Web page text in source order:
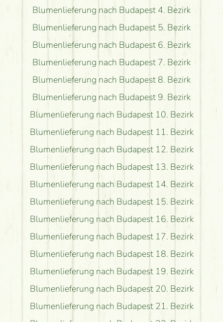
Blumenlieferung nach Budapest 4. Bezirk
Blumenlieferung nach Budapest 5. Bezirk
Blumenlieferung nach Budapest 6. Bezirk
Blumenlieferung nach Budapest 7. Bezirk
Blumenlieferung nach Budapest 8. Bezirk
Blumenlieferung nach Budapest 9. Bezirk
Blumenlieferung nach Budapest 10. Bezirk
Blumenlieferung nach Budapest 11. Bezirk
Blumenlieferung nach Budapest 12. Bezirk
Blumenlieferung nach Budapest 13. Bezirk
Blumenlieferung nach Budapest 14. Bezirk
Blumenlieferung nach Budapest 15. Bezirk
Blumenlieferung nach Budapest 16. Bezirk
Blumenlieferung nach Budapest 17. Bezirk
Blumenlieferung nach Budapest 18. Bezirk
Blumenlieferung nach Budapest 19. Bezirk
Blumenlieferung nach Budapest 20. Bezirk
Blumenlieferung nach Budapest 21. Bezirk